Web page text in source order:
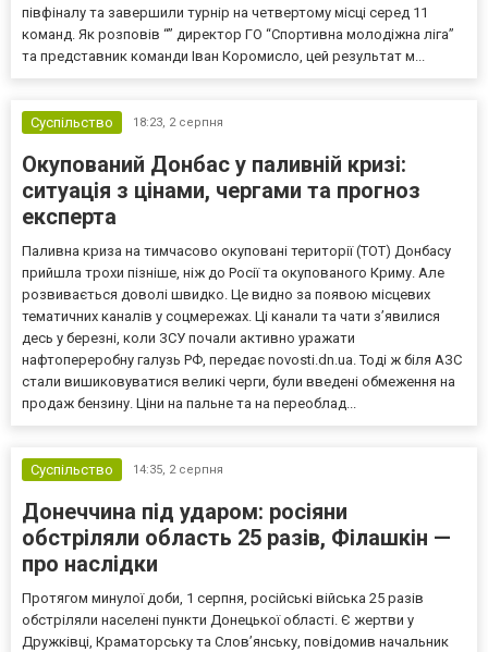
півфіналу та завершили турнір на четвертому місці серед 11
команд. Як розповів “” директор ГО “Спортивна молодіжна ліга”
та представник команди Іван Коромисло, цей результат м...
Суспільство 18:23, 2 серпня
Окупований Донбас у паливній кризі:
ситуація з цінами, чергами та прогноз
експерта
Паливна криза на тимчасово окуповані території (ТОТ) Донбасу
прийшла трохи пізніше, ніж до Росії та окупованого Криму. Але
розвивається доволі швидко. Це видно за появою місцевих
тематичних каналів у соцмережах. Ці канали та чати з’явилися
десь у березні, коли ЗСУ почали активно уражати
нафтопереробну галузь РФ, передає novosti.dn.ua. Тоді ж біля АЗС
стали вишиковуватися великі черги, були введені обмеження на
продаж бензину. Ціни на пальне та на переоблад...
Суспільство 14:35, 2 серпня
Донеччина під ударом: росіяни
обстріляли область 25 разів, Філашкін —
про наслідки
Протягом минулої доби, 1 серпня, російські війська 25 разів
обстріляли населені пункти Донецької області. Є жертви у
Дружківці, Краматорську та Слов’янську, повідомив начальник